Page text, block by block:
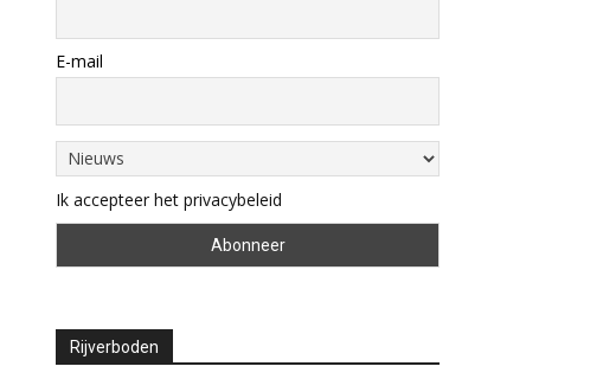
E-mail
Ik accepteer het privacybeleid
Rijverboden